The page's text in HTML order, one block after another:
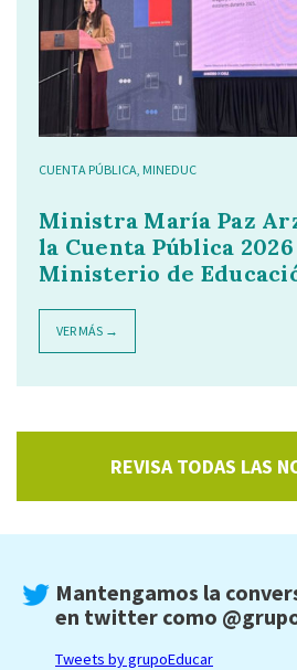
CUENTA PÚBLICA, MINEDUC
Ministra María Paz
la Cuenta Pública
Ministerio de
VER MÁS →
REVISA TODAS LAS
Mantengamos la
en twitter como
Tweets by grupoEducar